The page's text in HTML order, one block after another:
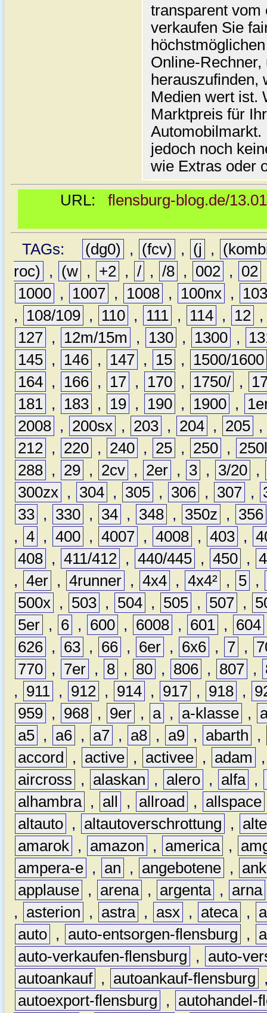
transparent vom
verkaufen Sie
Online-
herauszufinden,
Medien wert ist.
Marktpreis für
jedoch noch
wie Extras oder
URL: flensburg-blog.de/
TAGs: (dg0) , (fcv) , (j ,
roc)
, (w , +2 , / , /8 , 002 , 02
1000 , 1007 , 1008 , 100nx ,
,
108/109 , 110 , 111 , 114 , 12
127 , 12m/15m , 130 , 1300 ,
145 , 146 , 147 , 15 ,
1500/1600
164 , 166 , 17 , 170 , 1750/ ,
181 , 183 , 19 , 190 , 1900 ,
2008 , 200sx , 203 , 204 , 205 ,
212 , 220 , 240 , 25 , 250 ,
288 , 29 , 2cv , 2er , 3 , 3/20 ,
300zx , 304 , 305 , 306 , 307 ,
33 , 330 , 34 , 348 , 350z ,
356
, 4 , 400 , 4007 , 4008 , 403 ,
408 , 411/412 , 440/445 , 450 ,
, 4er , 4runner , 4x4 , 4x4² , 5 ,
500x , 503 , 504 , 505 , 507 ,
5er , 6 , 600 , 6008 , 601 , 604
626 , 63 , 66 , 6er , 6x6 , 7 ,
770 , 7er , 8 , 80 , 806 , 807 ,
,
911 , 912 , 914 , 917 , 918 ,
959 , 968 , 9er , a , a-klasse ,
a5 , a6 , a7 , a8 , a9 , abarth
,
accord
, active , activee , adam
aircross
, alaskan , alero , alfa ,
alhambra , all , allroad , allspace
altauto , altautoverschrottung ,
amarok , amazon , america ,
ampera-e , an , angebotene ,
applause , arena , argenta , arna
,
asterion , astra , asx , ateca ,
auto , auto-entsorgen-flensburg ,
auto-verkaufen-flensburg
,
auto-
autoankauf , autoankauf-flensburg
autoexport-flensburg
, autohandel-